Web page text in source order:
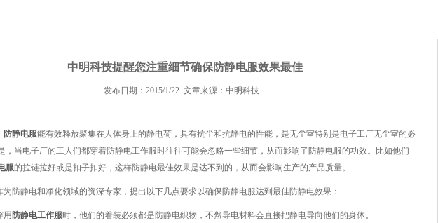
中明科技提醒您注重细节确保防静电服效果最佳
发布日期：2015/1/22 文章来源：中明科技
防静电服能有效释放聚集在人体身上的静电荷， 具有抗尘和抗静电的性能，是无尘室特别是电子工厂无尘室的必
，当电子厂的工人们都穿着防静电工作服时往往可能会忽略一些细节，从而影响了防静电服的功效。比如他们
服的拉链拉好或是扣子扣好，这样防静电最佳效果是达不到的，从而会影响生产的产品质量。
为防静电和净化领域的资深专家，提出以下几点要求以确保防静电服达到最佳防静电效果：
防静电工作服时，他们的着装必须都是防静电织物，不然导电材料会直接把静电导向他们的身体。